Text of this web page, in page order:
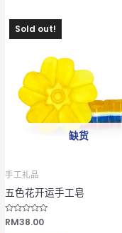
Sold out!
缺货
手工礼品
五色花开运手工皂
评
分
RM38.00